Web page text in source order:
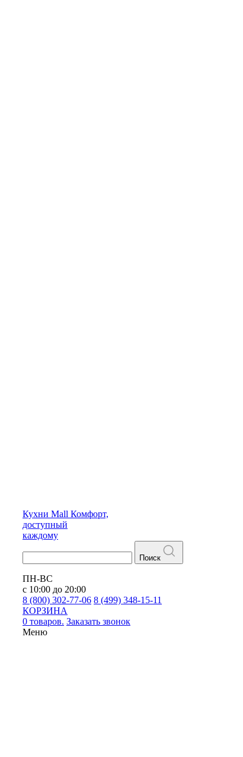
Кухни Mall Комфорт,
доступный
каждому
Поиск
ПН-ВС
с 10:00 до 20:00
8 (800) 302-77-06 8 (499) 348-15-11
КОРЗИНА
0 товаров. Заказать звонок
Меню